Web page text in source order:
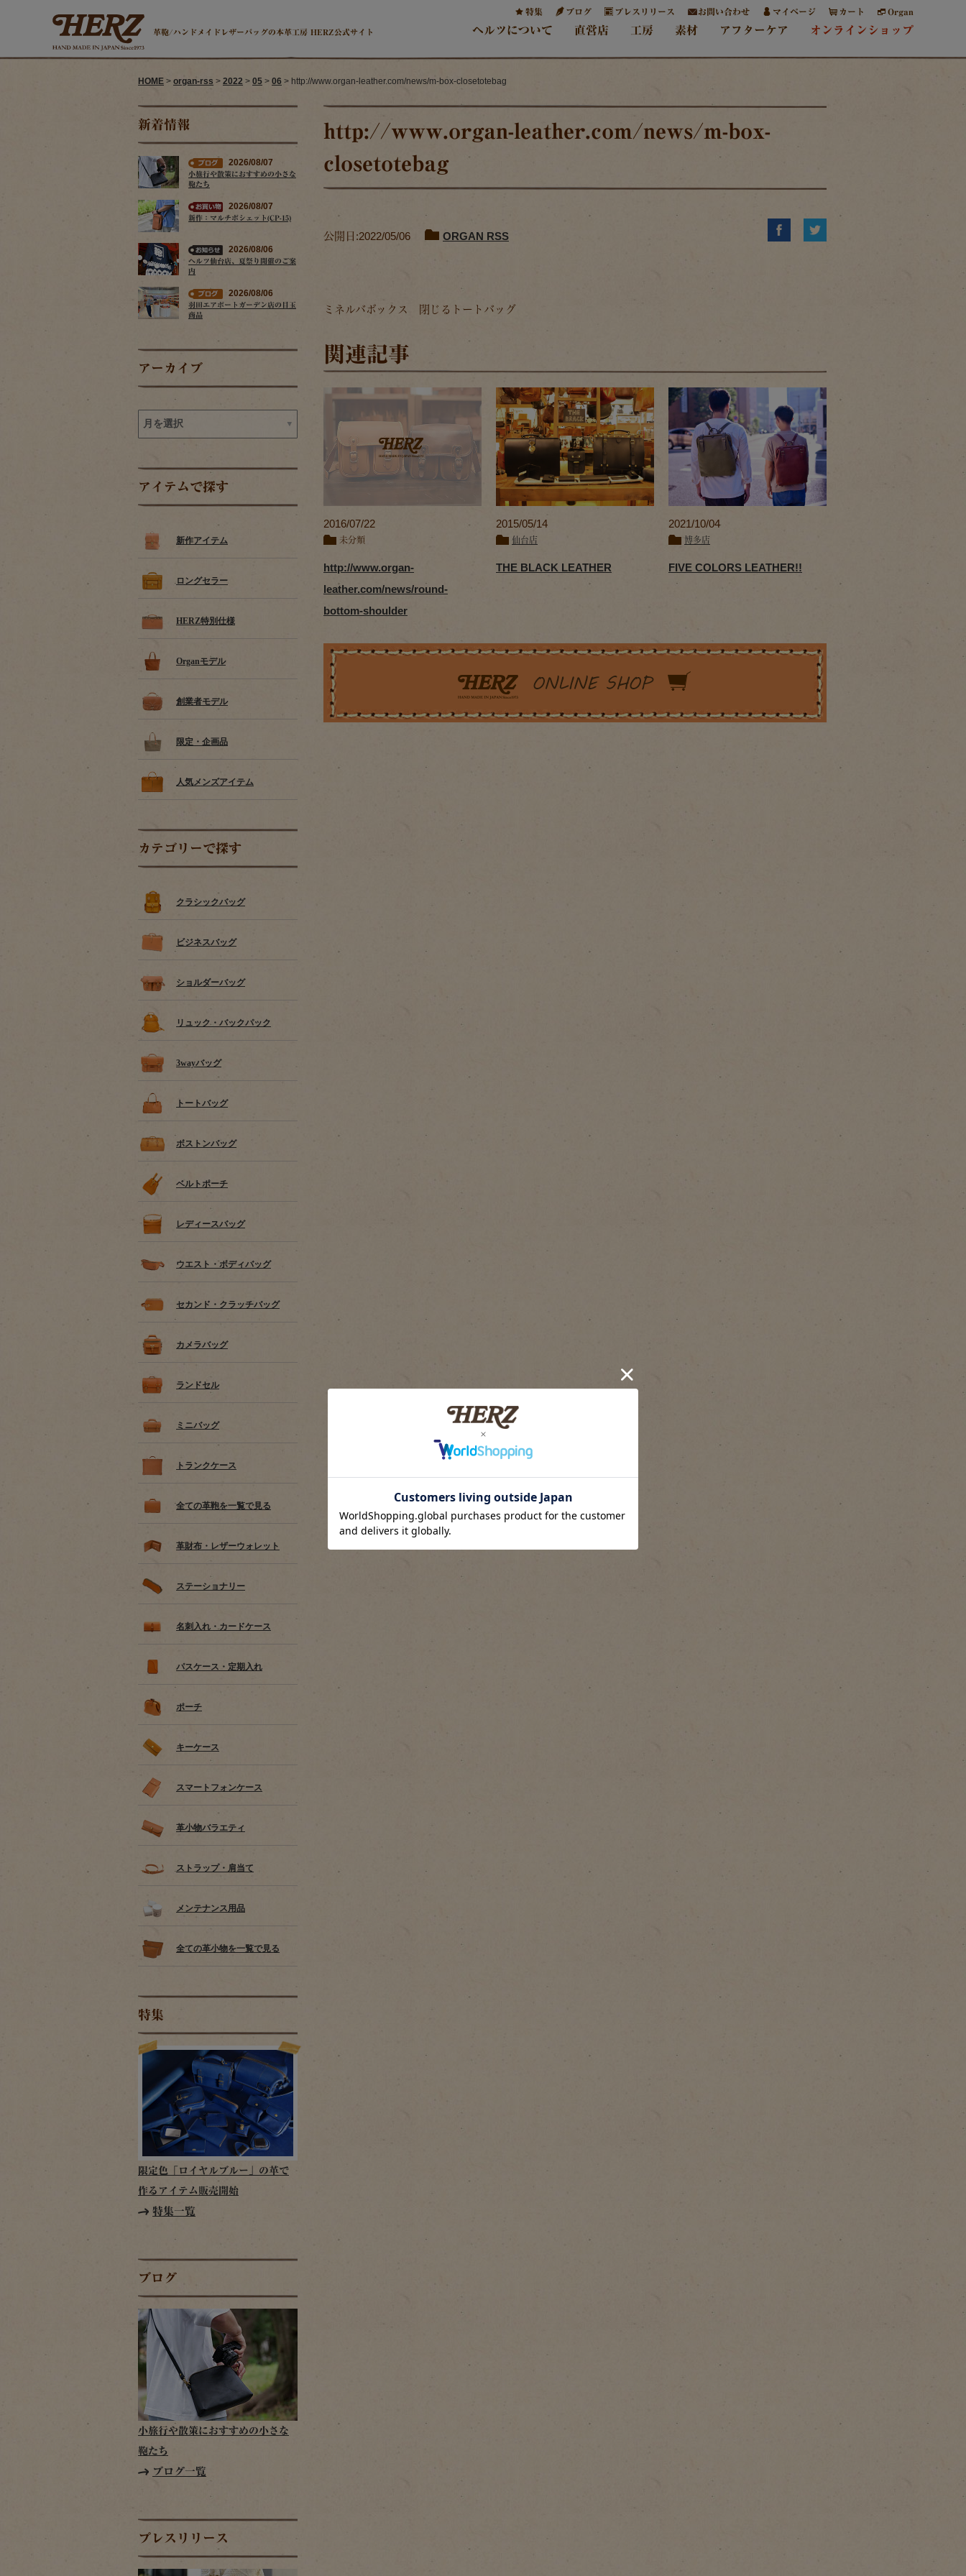
革鞄/ハンドメイドレザーバッグの本革工房 HERZ公式サイト
特集 ブログ プレスリリース お問い合わせ マイページ カート Organ
ヘルツについて 直営店 工房 素材 アフターケア オンラインショップ
HOME > organ-rss > 2022 > 05 > 06 > http://www.organ-leather.com/news/m-box-closetotebag
新着情報
2026/08/07
小旅行や散策におすすめの小さな
鞄たち
2026/08/07
新作：マルチポシェット(CP-15)
2026/08/06
ヘルツ仙台店、夏祭り開催のご案
内
2026/08/06
羽田エアポートガーデン店の目玉
商品
アーカイブ
アイテムで探す
新作アイテム
ロングセラー
HERZ特別仕様
Organモデル
創業者モデル
限定・企画品
人気メンズアイテム
カテゴリーで探す
クラシックバッグ
ビジネスバッグ
ショルダーバッグ
リュック・バックパック
3wayバッグ
トートバッグ
ボストンバッグ
ベルトポーチ
レディースバッグ
ウエスト・ボディバッグ
セカンド・クラッチバッグ
カメラバッグ
ランドセル
ミニバッグ
トランクケース
全ての革鞄を一覧で見る
革財布・レザーウォレット
ステーショナリー
名刺入れ・カードケース
パスケース・定期入れ
ポーチ
キーケース
スマートフォンケース
革小物バラエティ
ストラップ・肩当て
メンテナンス用品
全ての革小物を一覧で見る
特集
限定色「ロイヤルブルー」の革で
作るアイテム販売開始
特集一覧
ブログ
小旅行や散策におすすめの小さな
鞄たち
ブログ一覧
プレスリリース
http://www.organ-leather.com/news/m-box-
closetotebag
公開日:2022/05/06 ORGAN RSS
ミネルバボックス 閉じるトートバッグ
関連記事
2016/07/22
未分類
http://www.organ-
leather.com/news/round-
bottom-shoulder
2015/05/14
仙台店
THE BLACK LEATHER
2021/10/04
博多店
FIVE COLORS LEATHER!!